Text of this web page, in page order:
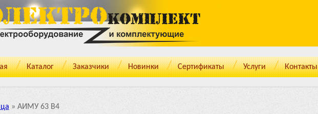
Каталог Заказчики Новинки Cертификаты Услуги Контакты
» АИМУ 63 В4